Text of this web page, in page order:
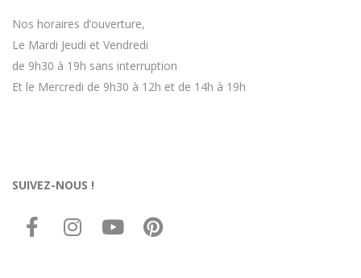
Nos horaires d’ouverture,
Le Mardi Jeudi et Vendredi
de 9h30 à 19h sans interruption
Et le Mercredi de 9h30 à 12h et de 14h à 19h
SUIVEZ-NOUS !